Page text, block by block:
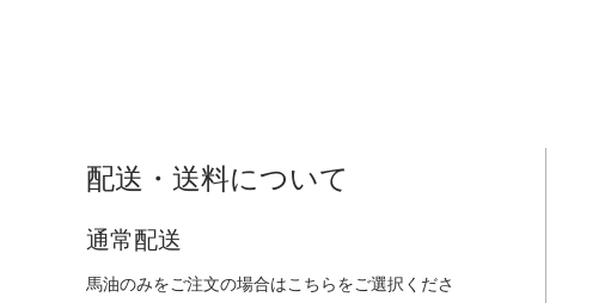
配送・送料について
通常配送
馬油のみをご注文の場合はこちらをご選択くださ